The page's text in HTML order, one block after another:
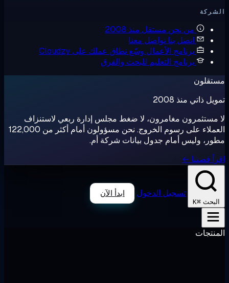
من نحنمستقل منذ 2008
اتصل بنا تواصل معنا
برنامج الأعمالوسّع نطاق عملك على Cloudzy
برنامج التعليمللبحث والفرق
ذاتي منذ 2008
مستثمرون مغامرون، لا ضغط مجلس إدارة ربعي لاستنزاف
العملاء على رسوم الخروج. نحن مسؤولون أمام أكثر من 122,000
وليس أمام جدول بيانات شركة أم.
قصتنا ←
⌘K
تسجيل الدخول ابدأ الآن